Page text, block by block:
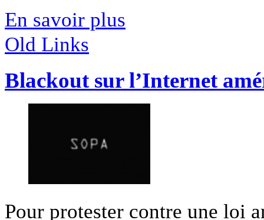
En savoir plus
Old Links
Blackout sur l’Internet
Pour protester contre une loi